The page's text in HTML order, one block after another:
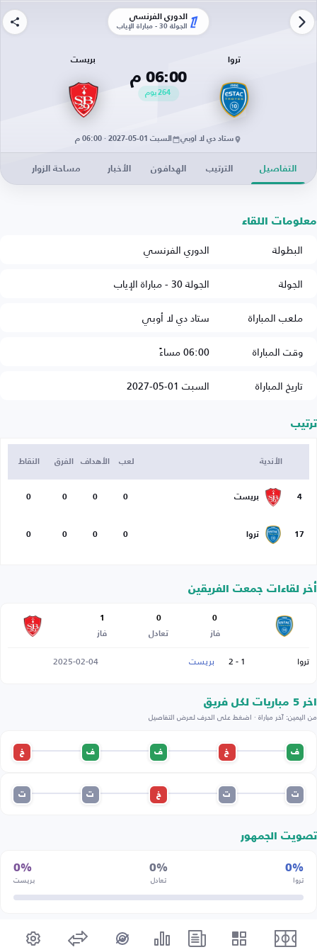
الدوري الفرنسي
الجولة 30 - مباراة الإياب
تروا
06:00 م
264يوم
بريست
ستاد دي لا أوبي السبت 01-05-2027 · 06:00 م
التفاصيل الترتيب الهدافون الأخبار مساحة الزوار
معلومات اللقاء
البطولة
الدوري الفرنسي
الجولة
الجولة 30 - مباراة الإياب
ملعب المباراة
ستاد دي لا أوبي
وقت المباراة
06:00 مساءً
تاريخ المباراة
السبت 01-05-2027
ترتيب
الأندية لعب الأهداف الفرق النقاط
4 بريست 0
0
0
0
17 تروا 0
0
0
0
أخر لقاءات جمعت الفريقين
0
فاز
0
تعادل
1
فاز
تروا 1 - 2 بريست 2025-02-04
اخر 5 مباريات لكل فريق
من اليمين: آخر مباراة · اضغط على الحرف لعرض التفاصيل
ف خ ف ف خ
ت ت خ ت ت
تصويت الجمهور
0%
تروا
0%
تعادل
0%
بريست